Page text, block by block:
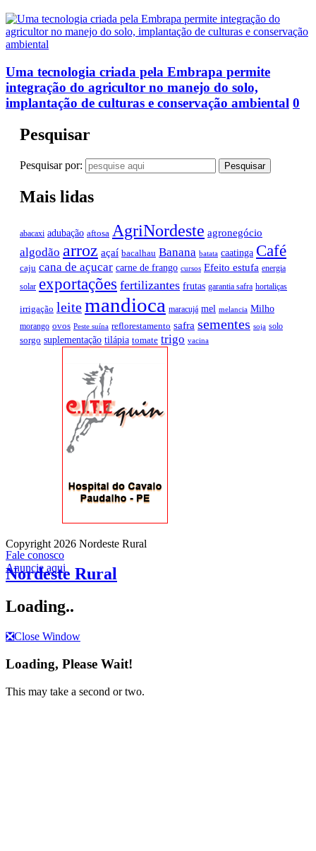
Uma tecnologia criada pela Embrapa permite
integração do agricultor no manejo do solo,
implantação de culturas e conservação ambiental 0
Pesquisar
Pesquisar por:
Mais lidas
abacaxi adubação aftosa AgriNordeste agronegócio
algodão arroz açaí bacalhau Banana batata caatinga Café
caju cana de açucar carne de frango cursos Efeito estufa energia
solar exportações fertilizantes frutas garantia safra hortaliças
irrigação leitemandioca maracujá mel melancia Milho
morango ovos Peste suína reflorestamento safra sementes soja solo
sorgo suplementação tilápia tomate trigo vacina
Fale conosco
Anuncie aqui
Copyright 2026 Nordeste Rural
Nordeste Rural
Loading..
❎Close Window
Loading, Please Wait!
This may take a second or two.